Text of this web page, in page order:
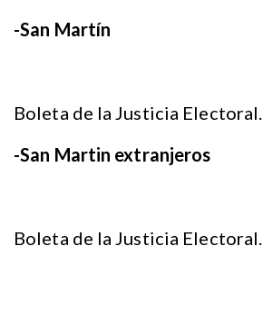
-San Martín
Boleta de la Justicia Electoral.
-San Martin extranjeros
Boleta de la Justicia Electoral.